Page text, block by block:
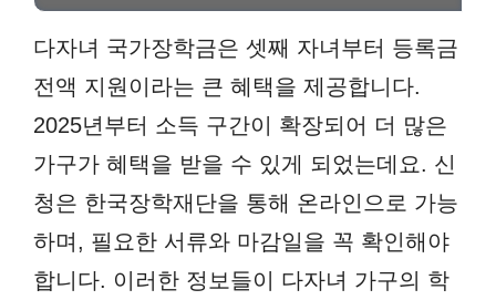
다자녀 국가장학금은 셋째 자녀부터 등록금
전액 지원이라는 큰 혜택을 제공합니다.
2025년부터 소득 구간이 확장되어 더 많은
가구가 혜택을 받을 수 있게 되었는데요. 신
청은 한국장학재단을 통해 온라인으로 가능
하며, 필요한 서류와 마감일을 꼭 확인해야
합니다. 이러한 정보들이 다자녀 가구의 학